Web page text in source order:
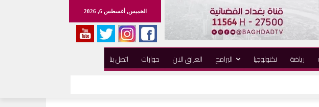
الخميس, أغسطس 6, 2026
اتصل بنا حوارات العراق الان البرامج نكنولوجيا رياضة